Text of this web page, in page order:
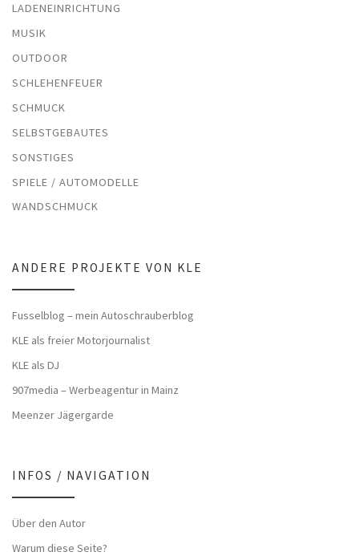
LADENEINRICHTUNG
MUSIK
OUTDOOR
SCHLEHENFEUER
SCHMUCK
SELBSTGEBAUTES
SONSTIGES
SPIELE / AUTOMODELLE
WANDSCHMUCK
ANDERE PROJEKTE VON KLE
Fusselblog – mein Autoschrauberblog
KLE als freier Motorjournalist
KLE als DJ
907media – Werbeagentur in Mainz
Meenzer Jägergarde
INFOS / NAVIGATION
Über den Autor
Warum diese Seite?